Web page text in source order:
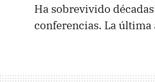
Ha sobrevivido
conferencias. La